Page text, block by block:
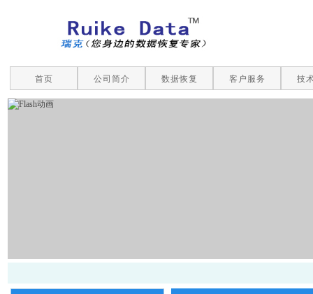
首页 公司简介 数据恢复 客户服务 技